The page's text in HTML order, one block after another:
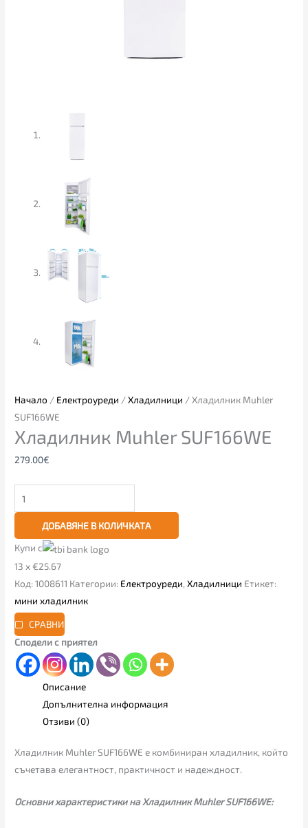
Начало / Електроуреди /Хладилници / Хладилник Muhler
SUF166WE
Хладилник Muhler SUF166WE
279.00€
ДОБАВЯНЕ В КОЛИЧКАТА
Купи с
13 x €25.67
Код:1008611 Категории: Електроуреди,Хладилници Етикет:
мини хладилник
СРАВНИ
Сподели с приятел
Описание
Допълнителна информация
Отзиви (0)
Хладилник Muhler SUF166WE е комбиниран хладилник, който
съчетава елегантност, практичност и надеждност.
Основни характеристики на Хладилник Muhler SUF166WE: